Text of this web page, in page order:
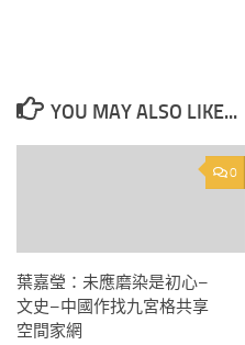
YOU MAY ALSO LIKE...
0
葉嘉瑩：未應磨染是初心–
文史–中國作找九宮格共享
空間家網